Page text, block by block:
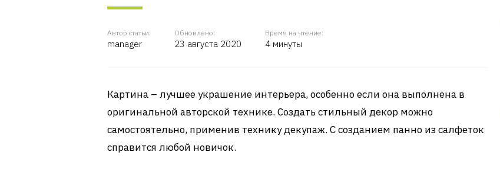
Автор статьи:
manager
Обновлено:
23 августа 2020
Время на чтение:
4 минуты
Картина – лучшее украшение интерьера, особенно если она выполнена в
оригинальной авторской технике. Создать стильный декор можно
самостоятельно, применив технику декупаж. С созданием панно из салфеток
справится любой новичок.